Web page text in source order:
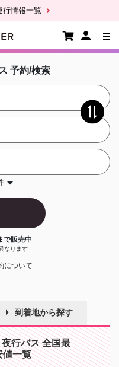
行情報一覧
予約/検索
で販売中
なります
について
到着地から探す
行バス 全国最
値一覧